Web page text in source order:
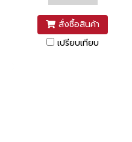
สั่งซื้อสินค้า
เปรียบเทียบ